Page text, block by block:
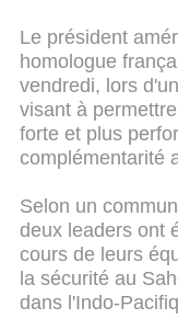
Le président
homologue
vendredi, lors
visant à
forte et plus
complémentarité
Selon un
deux leaders ont
cours de leurs
la sécurité au
dans l'Indo-